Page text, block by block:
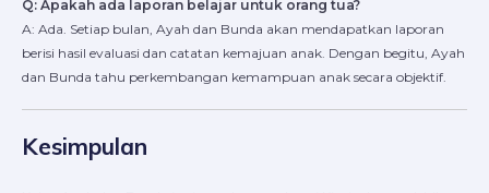
Q: Apakah ada laporan belajar untuk orang tua?
A: Ada. Setiap bulan, Ayah dan Bunda akan mendapatkan laporan
berisi hasil evaluasi dan catatan kemajuan anak. Dengan begitu, Ayah
dan Bunda tahu perkembangan kemampuan anak secara objektif.
Kesimpulan